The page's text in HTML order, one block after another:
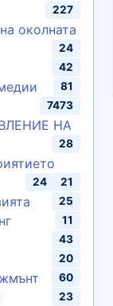
227
околната
24
42
81
7473
НА
28
21
24
25
11
43
20
60
23